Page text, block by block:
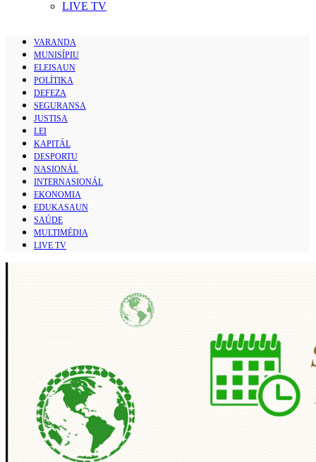
LIVE TV
VARANDA
MUNISÍPIU
ELEISAUN
POLÍTIKA
DEFEZA
SEGURANSA
JUSTISA
LEI
KAPITÁL
DESPORTU
NASIONÁL
INTERNASIONÁL
EKONOMIA
EDUKASAUN
SAÚDE
MULTIMÉDIA
LIVE TV